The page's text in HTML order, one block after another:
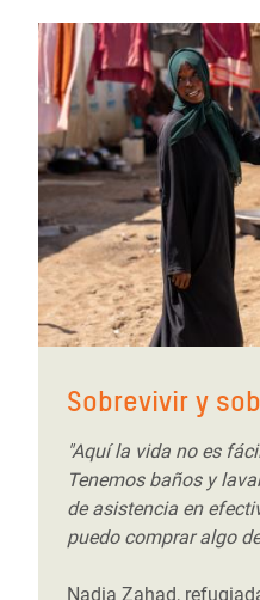
Sobrevivir y
"Aquí la vida no es
Tenemos baños y
de asistencia en
puedo comprar algo
Nadia Zahad,